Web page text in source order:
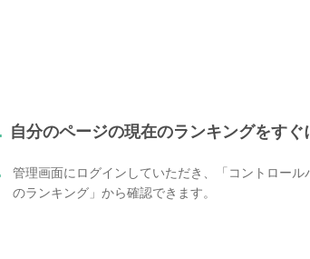
自分のページの現在のランキングをすぐ
管理画面にログインしていただき、「コントロー
のランキング」から確認できます。